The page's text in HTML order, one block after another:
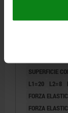
SPINA DI
SUPERFICIE
L1=20
L2=8
FORZA
FORZA